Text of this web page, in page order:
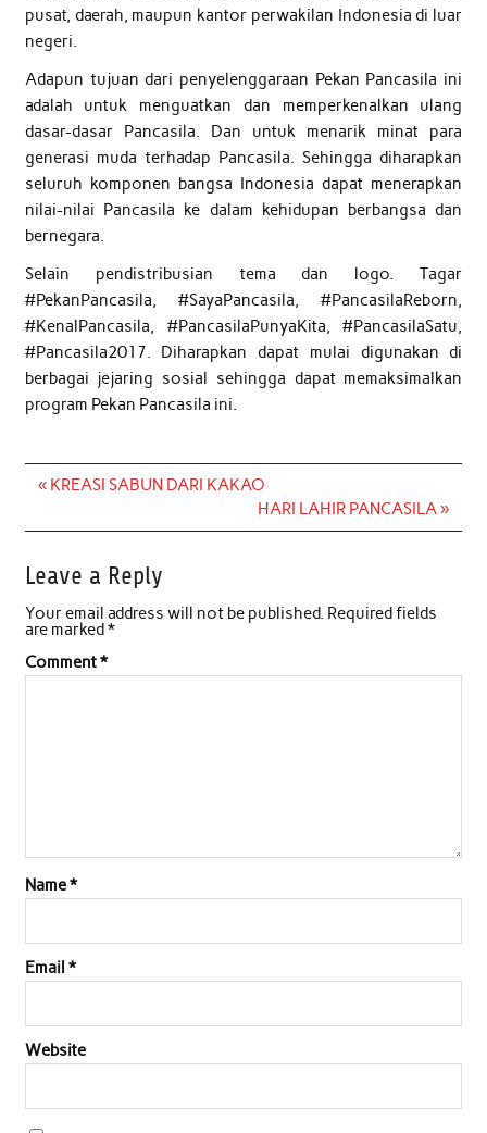
pusat, daerah, maupun kantor perwakilan Indonesia di luar
negeri.
Adapun tujuan dari penyelenggaraan Pekan Pancasila ini
adalah untuk menguatkan dan memperkenalkan ulang
dasar-dasar Pancasila. Dan untuk menarik minat para
generasi muda terhadap Pancasila. Sehingga diharapkan
seluruh komponen bangsa Indonesia dapat menerapkan
nilai-nilai Pancasila ke dalam kehidupan berbangsa dan
bernegara.
Selain pendistribusian tema dan logo. Tagar
#PekanPancasila, #SayaPancasila, #PancasilaReborn,
#KenalPancasila, #PancasilaPunyaKita, #PancasilaSatu,
#Pancasila2017. Diharapkan dapat mulai digunakan di
berbagai jejaring sosial sehingga dapat memaksimalkan
program Pekan Pancasila ini.
Post
« KREASI SABUN DARI KAKAO
HARI LAHIR PANCASILA »
Leave a Reply
Your email address will not be published. Required fields
are marked*
Comment*
Name*
Email *
Website